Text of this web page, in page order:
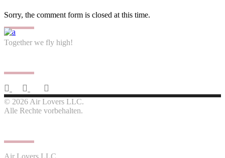
Sorry, the comment form is closed at this time.
Together we fly high!
© 2026 Air Lovers LLC.
Alle Rechte vorbehalten.
Air Lovers LLC